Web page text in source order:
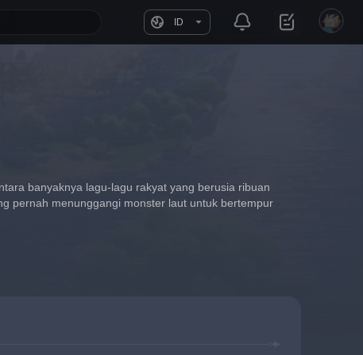
ID
banyaknya lagu-lagu rakyat yang berusia ribuan
pernah menunggangi monster laut untuk bertempur